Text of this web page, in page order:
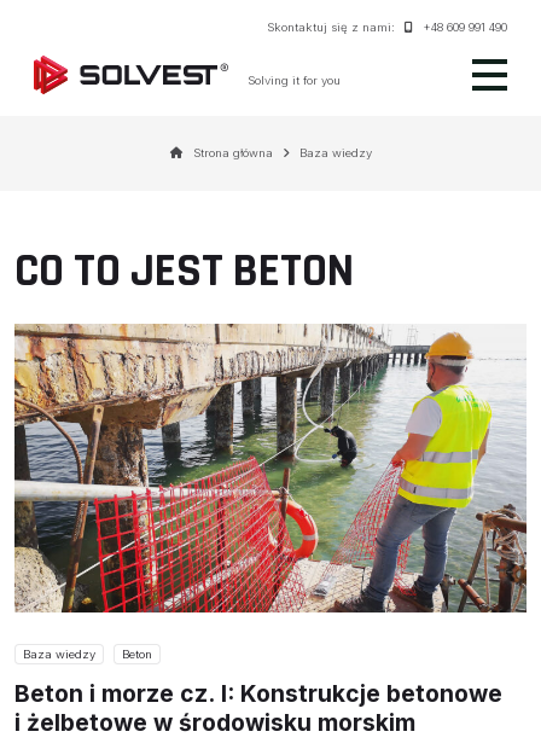
Skontaktuj się z nami: +48 609 991 490
Solving it for you
Strona główna Baza wiedzy
CO TO JEST BETON
Baza wiedzy Beton
Beton i morze cz. I: Konstrukcje betonowe
i żelbetowe w środowisku morskim